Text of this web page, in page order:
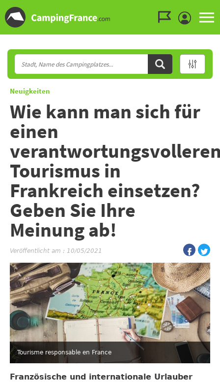
Neuigkeiten
Wie kann man sich für
einen
Tourismus in
Frankreich einsetzen?
Geben Sie Ihre
Meinung ab!
Veröffentlicht am : 10/05/2021
Tourisme responsable en France
Französische und internationale Urlauber